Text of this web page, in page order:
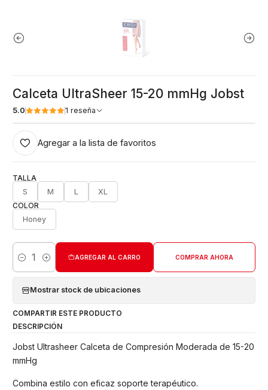
Calceta UltraSheer 15-20 mmHg Jobst
5.0 1 reseña
Agregar a la lista de favoritos
TALLA
S
M L
XL
COLOR
Honey
Cantidad
AGREGAR AL CARRO COMPRAR AHORA
Mostrar stock de ubicaciones
COMPARTIR ESTE PRODUCTO
DESCRIPCIÓN
Jobst Ultrasheer Calceta de Compresión Moderada de 15-20
mmHg
Combina estilo con eficaz soporte terapéutico.